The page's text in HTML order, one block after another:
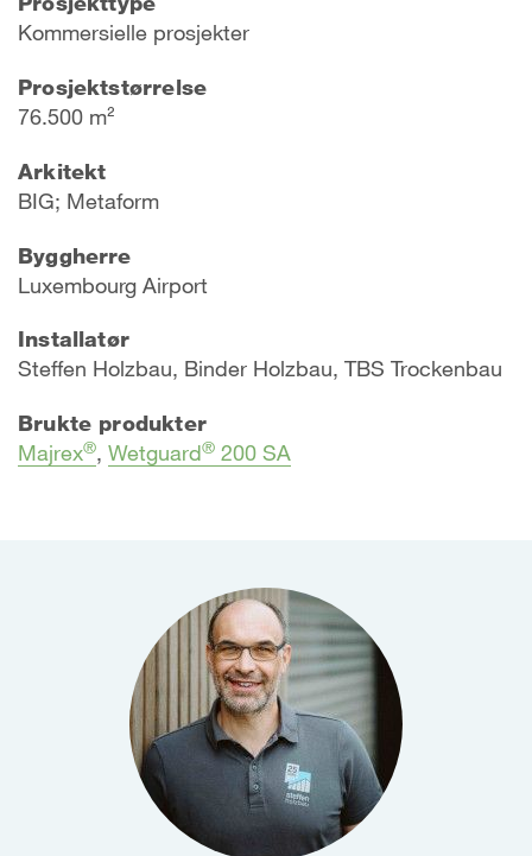
Kommersielle prosjekter
Prosjektstørrelse
76.500 m²
Arkitekt
BIG; Metaform
Byggherre
Luxembourg Airport
Installatør
Steffen Holzbau, Binder Holzbau, TBS Trockenbau
Brukte produkter
Majrex®, Wetguard® 200 SA